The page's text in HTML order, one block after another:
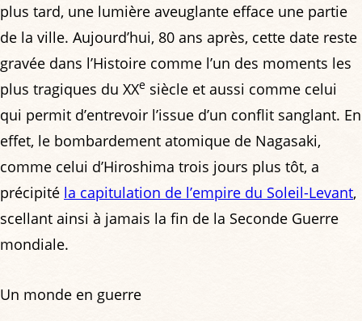
plus tard, une lumière aveuglante efface une partie
de la ville. Aujourd’hui, 80 ans après, cette date reste
gravée dans l’Histoire comme l’un des moments les
plus tragiques du XXe siècle et aussi comme celui
qui permit d’entrevoir l’issue d’un conflit sanglant. En
effet, le bombardement atomique de Nagasaki,
comme celui d’Hiroshima trois jours plus tôt, a
précipité la capitulation de l’empire du Soleil-Levant,
scellant ainsi à jamais la fin de la Seconde Guerre
mondiale.
Un monde en guerre